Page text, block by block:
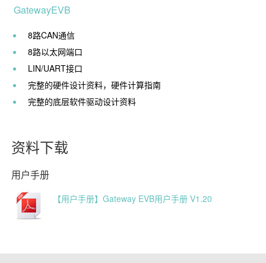
GatewayEVB
8路CAN通信
8路以太网端口
LIN/UART接口
完整的硬件设计资料，硬件计算指南
完整的底层软件驱动设计资料
资料下载
用户手册
【用户手册】Gateway EVB用户手册 V1.20